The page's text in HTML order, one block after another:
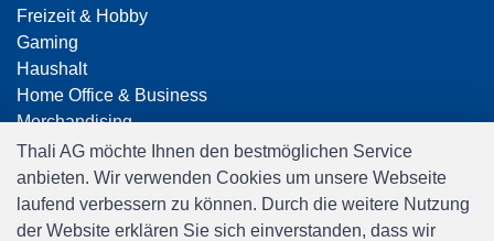
Freizeit & Hobby
Gaming
Haushalt
Home Office & Business
Merchandising
Smart Home
Spielwaren
Travel
Thali AG möchte Ihnen den bestmöglichen Service
anbieten. Wir verwenden Cookies um unsere Webseite
laufend verbessern zu können. Durch die weitere Nutzung
der Website erklären Sie sich einverstanden, dass wir